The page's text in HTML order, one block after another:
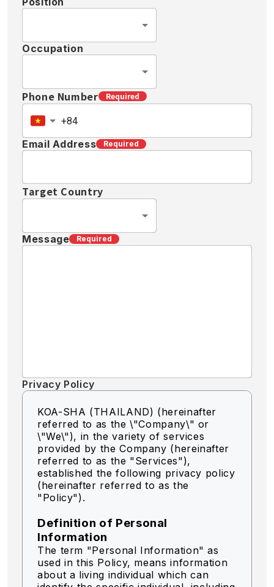
Occupation
Phone Number Required
Email Address Required
Target Country
Message Required
Privacy Policy
KOA-SHA (THAILAND) (hereinafter
referred to as the \"Company\" or
\"We\"), in the variety of services
provided by the Company (hereinafter
referred to as the "Services"),
established the following privacy policy
(hereinafter referred to as the
"Policy").
Definition of Personal
Information
The term "Personal Information" as
used in this Policy, means information
about a living individual which can